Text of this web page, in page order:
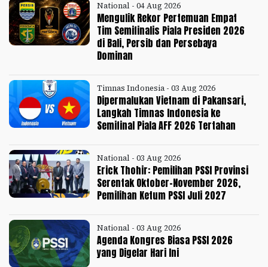
National - 04 Aug 2026
Mengulik Rekor Pertemuan Empat
Tim Semifinalis Piala Presiden 2026
di Bali, Persib dan Persebaya
Dominan
Timnas Indonesia - 03 Aug 2026
Dipermalukan Vietnam di Pakansari,
Langkah Timnas Indonesia ke
Semifinal Piala AFF 2026 Tertahan
National - 03 Aug 2026
Erick Thohir: Pemilihan PSSI Provinsi
Serentak Oktober-November 2026,
Pemilihan Ketum PSSI Juli 2027
National - 03 Aug 2026
Agenda Kongres Biasa PSSI 2026
yang Digelar Hari Ini